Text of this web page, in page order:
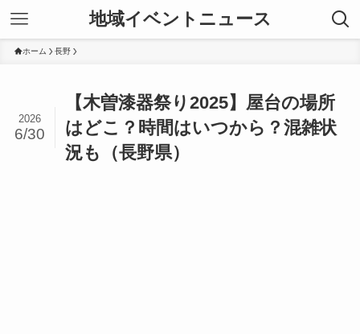
地域イベントニュース
ホーム 長野
【木曽漆器祭り2025】屋台の場所
はどこ？時間はいつから？混雑状
況も（長野県）
2026
6/30